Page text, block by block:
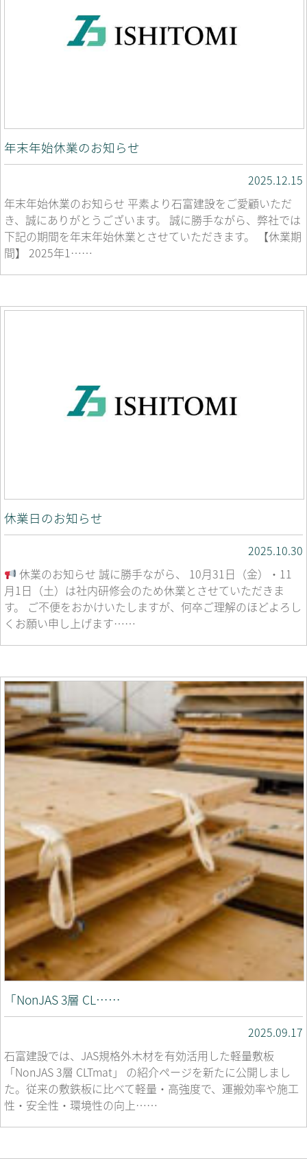
年末年始休業のお知らせ
2025.12.15
年末年始休業のお知らせ 平素より石富建設をご愛顧いただ
き、誠にありがとうございます。 誠に勝手ながら、弊社では
下記の期間を年末年始休業とさせていただきます。 【休業期
間】 2025年1……
休業日のお知らせ
2025.10.30
休業のお知らせ 誠に勝手ながら、 10月31日（金）・11
月1日（土）は社内研修会のため休業とさせていただきま
す。 ご不便をおかけいたしますが、何卒ご理解のほどよろし
くお願い申し上げます……
「NonJAS 3層 CL……
2025.09.17
石富建設では、JAS規格外木材を有効活用した軽量敷板
「NonJAS 3層 CLTmat」 の紹介ページを新たに公開しまし
た。従来の敷鉄板に比べて軽量・高強度で、運搬効率や施工
性・安全性・環境性の向上……